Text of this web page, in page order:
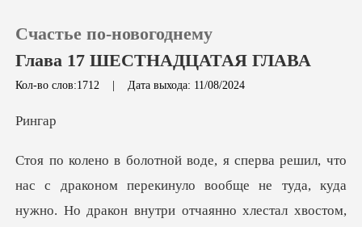
Пополнить
История чтения
Счастье по-новогоднему
Глава 17 ШЕСТНАДЦАТАЯ ГЛАВА
Кол-во слов:1712 | Дата выхода: 11/08/2024
нг
куда
нужно. Но дракон внутри отчаянно хлестал хвостом,